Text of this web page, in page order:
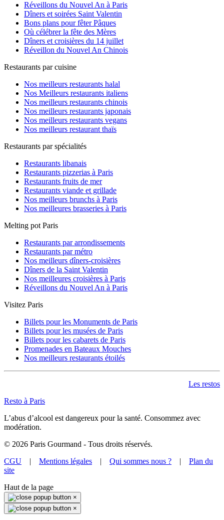
Réveillons du Nouvel An à Paris
Dîners et soirées Saint Valentin
Bons plans pour fêter Pâques
Où célébrer la fête des Mères
Dîners et croisières du 14 juillet
Réveillon du Nouvel An Chinois
Restaurants par cuisine
Nos meilleurs restaurants halal
Nos Meilleurs restaurants italiens
Nos meilleurs restaurants chinois
Nos meilleurs restaurants japonais
Nos meilleurs restaurants vegans
Nos meilleurs restaurant thaïs
Restaurants par spécialités
Restaurants libanais
Restaurants pizzerias à Paris
Restaurants fruits de mer
Restaurants viande et grillade
Nos meilleurs brunchs à Paris
Nos meilleures brasseries à Paris
Melting pot Paris
Restaurants par arrondissements
Restaurants par métro
Nos meilleurs dîners-croisières
Dîners de la Saint Valentin
Nos meilleures croisières à Paris
Réveillons du Nouvel An à Paris
Visitez Paris
Billets pour les Monuments de Paris
Billets pour les musées de Paris
Billets pour les cabarets de Paris
Promenades en Bateaux Mouches
Nos meilleurs restaurants étoilés
Les restos
Resto à Paris
L’abus d’alcool est dangereux pour la santé. Consommez avec
modération.
© 2026 Paris Gourmand - Tous droits réservés.
CGU
Mentions légales Qui sommes nous ?
Plan du
site
Haut de la page
×
×